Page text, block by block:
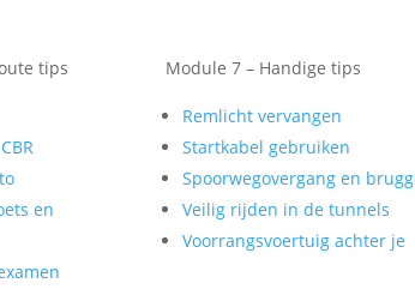
tips
en
Module 7 – Handige tips
Remlicht vervangen
Startkabel gebruiken
Spoorwegovergang en
Veilig rijden in de tunnels
Voorrangsvoertuig achter je